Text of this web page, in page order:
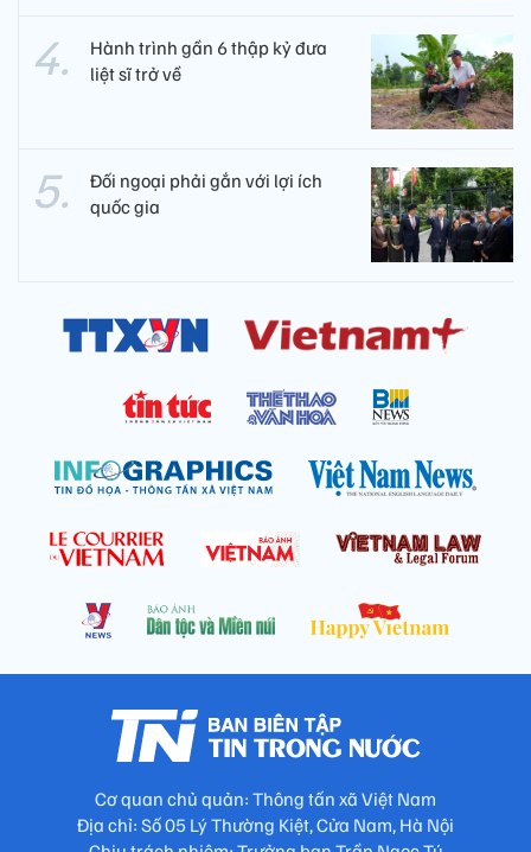
Hành trình gần 6 thập kỷ đưa
liệt sĩ trở về
Đối ngoại phải gắn với lợi ích
quốc gia
Cơ quan chủ quản: Thông tấn xã Việt Nam
Địa chỉ: Số 05 Lý Thường Kiệt, Cửa Nam, Hà Nội